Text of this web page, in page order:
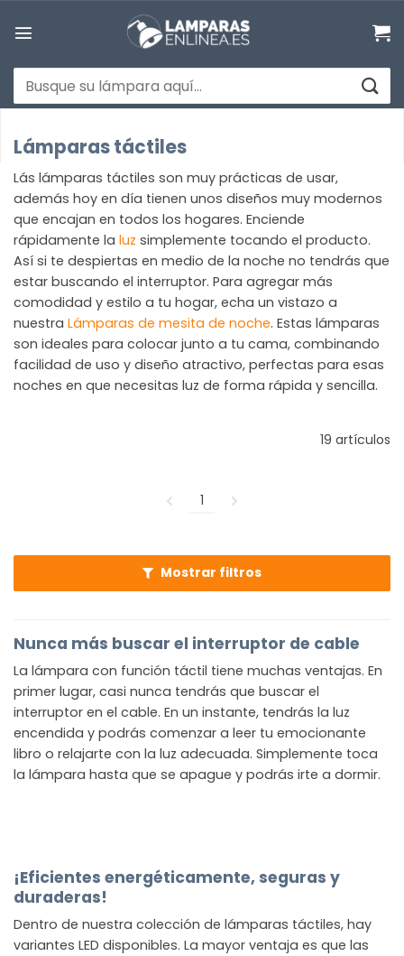
Buscar
por:
Lámparas táctiles
Lás lámparas táctiles son muy prácticas de usar,
además hoy en día tienen unos diseños muy modernos
que encajan en todos los hogares. Enciende
rápidamente la luz simplemente tocando el producto.
Así si te despiertas en medio de la noche no tendrás que
estar buscando el interruptor. Para agregar más
comodidad y estilo a tu hogar, echa un vistazo a
nuestra Lámparas de mesita de noche. Estas lámparas
son ideales para colocar junto a tu cama, combinando
facilidad de uso y diseño atractivo, perfectas para esas
noches en que necesitas luz de forma rápida y sencilla.
19 artículos
1
Mostrar filtros
Nunca más buscar el interruptor de cable
La lámpara con función táctil tiene muchas ventajas. En
primer lugar, casi nunca tendrás que buscar el
interruptor en el cable. En un instante, tendrás la luz
encendida y podrás comenzar a leer tu emocionante
libro o relajarte con la luz adecuada. Simplemente toca
la lámpara hasta que se apague y podrás irte a dormir.
¡Eficientes energéticamente, seguras y
duraderas!
Dentro de nuestra colección de lámparas táctiles, hay
variantes LED disponibles. La mayor ventaja es que las